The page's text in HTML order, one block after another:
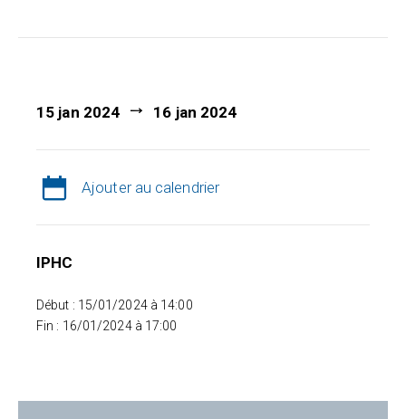
15 jan 2024 16 jan 2024
Ajouter au calendrier
IPHC
Début : 15/01/2024 à 14:00
Fin : 16/01/2024 à 17:00